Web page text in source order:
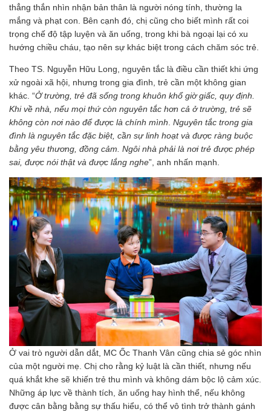
thẳng thắn nhìn nhận bản thân là người nóng tính, thường la
mắng và phạt con. Bên cạnh đó, chị cũng cho biết mình rất coi
trọng chế độ tập luyện và ăn uống, trong khi bà ngoại lại có xu
hướng chiều cháu, tạo nên sự khác biệt trong cách chăm sóc trẻ.
Theo TS. Nguyễn Hữu Long, nguyên tắc là điều cần thiết khi ứng
xử ngoài xã hội, nhưng trong gia đình, trẻ cần một không gian
khác. “Ở trường, trẻ đã sống trong khuôn khổ giờ giấc, quy định.
Khi về nhà, nếu mọi thứ còn nguyên tắc hơn cả ở trường, trẻ sẽ
không còn nơi nào để được là chính mình. Nguyên tắc trong gia
đình là nguyên tắc đặc biệt, cần sự linh hoạt và được ràng buộc
bằng yêu thương, đồng cảm. Ngôi nhà phải là nơi trẻ được phép
sai, được nói thật và được lắng nghe”, anh nhấn mạnh.
Ở vai trò người dẫn dắt, MC Ốc Thanh Vân cũng chia sẻ góc nhìn
của một người mẹ. Chị cho rằng kỷ luật là cần thiết, nhưng nếu
quá khắt khe sẽ khiến trẻ thu mình và không dám bộc lộ cảm xúc.
Những áp lực về thành tích, ăn uống hay hình thể, nếu không
được cân bằng bằng sự thấu hiểu, có thể vô tình trở thành gánh